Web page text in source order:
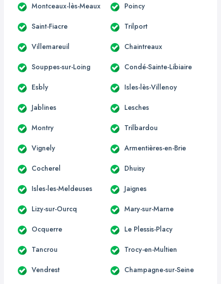
Montceaux-lès-Meaux Poincy
Saint-Fiacre Trilport
Villemareuil Chaintreaux
Souppes-sur-Loing Condé-Sainte-Libiaire
Esbly Isles-lès-Villenoy
Jablines Lesches
Montry Trilbardou
Vignely Armentières-en-Brie
Cocherel Dhuisy
Isles-les-Meldeuses Jaignes
Lizy-sur-Ourcq Mary-sur-Marne
Ocquerre Le Plessis-Placy
Tancrou Trocy-en-Multien
Vendrest Champagne-sur-Seine